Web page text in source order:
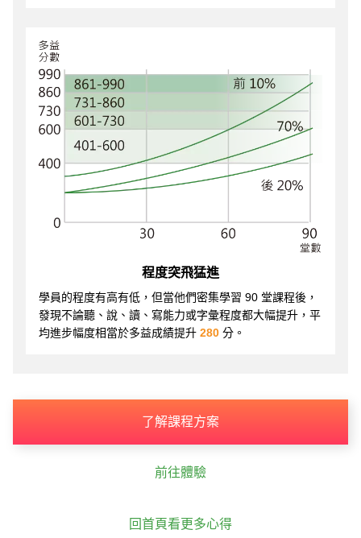
程度突飛猛進
學員的程度有高有低，但當他們密集學習 90 堂課程後，
發現不論聽、說、讀、寫能力或字彙程度都大幅提升，平
均進步幅度相當於多益成績提升 280 分。
了解課程方案
前往體驗
回首頁看更多心得